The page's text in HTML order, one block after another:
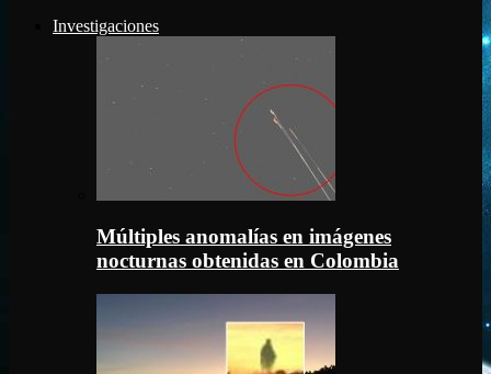
Investigaciones
Múltiples anomalías en imágenes
nocturnas obtenidas en Colombia